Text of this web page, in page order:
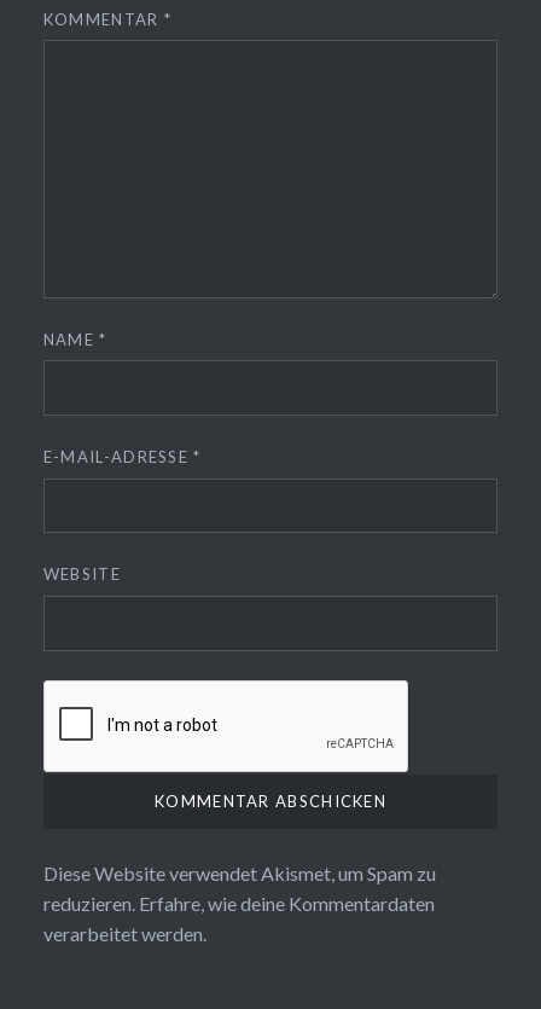
KOMMENTAR *
NAME*
E-MAIL-ADRESSE*
WEBSITE
Diese Website verwendet Akismet, um Spam zu
reduzieren. Erfahre, wie deine Kommentardaten
verarbeitet werden.